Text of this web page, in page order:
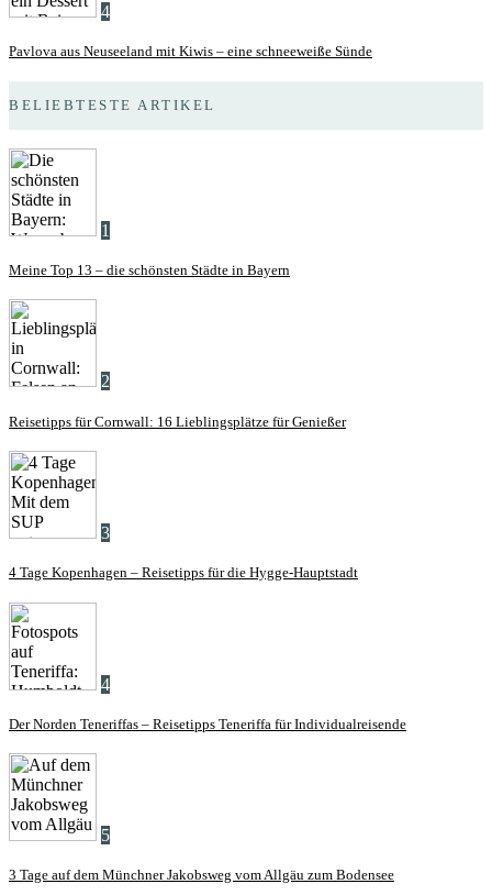
4
Pavlova aus Neuseeland mit Kiwis – eine schneeweiße Sünde
BELIEBTESTE ARTIKEL
1
Meine Top 13 – die schönsten Städte in Bayern
2
Reisetipps für Cornwall: 16 Lieblingsplätze für Genießer
3
4 Tage Kopenhagen – Reisetipps für die Hygge-Hauptstadt
4
Der Norden Teneriffas – Reisetipps Teneriffa für Individualreisende
5
3 Tage auf dem Münchner Jakobsweg vom Allgäu zum Bodensee